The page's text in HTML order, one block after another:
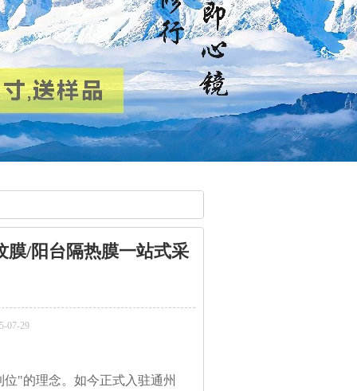
膜/阳台隔热膜一站式采
07-29
"的理念。如今正式入驻通州